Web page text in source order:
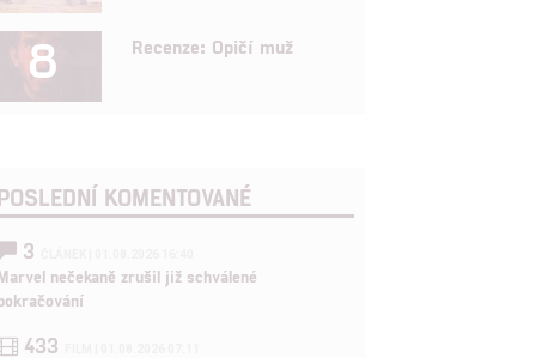
8 Recenze: Opičí muž
KOMENTOVANÉ
3
nečekaně zrušil již schválené
433